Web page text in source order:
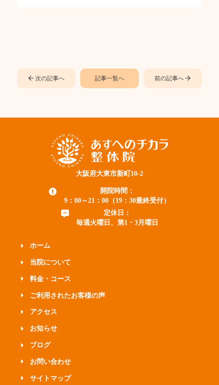
次の記事へ 記事一覧へ 前の記事へ
大阪府大東市新町10-2
開院時間：
9：00～21：00（19：30最終受付）
定休日：
毎週火曜日、第1・3月曜日
ホーム
当院について
料金・コース
ご利用されたお客様の声
アクセス
お知らせ
ブログ
お問い合わせ
サイトマップ